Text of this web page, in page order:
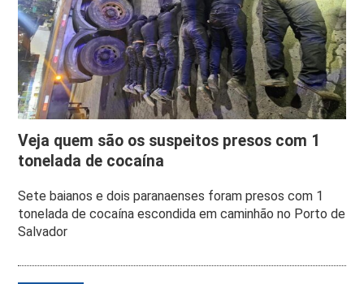
Veja quem são os suspeitos presos com 1
tonelada de cocaína
Sete baianos e dois paranaenses foram presos com 1
tonelada de cocaína escondida em caminhão no Porto de
Salvador